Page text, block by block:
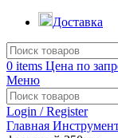
Доставка
0 items Цена по
Меню
Login / Register
Главная